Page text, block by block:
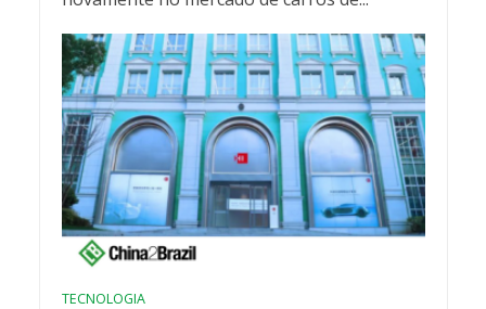
TECNOLOGIA